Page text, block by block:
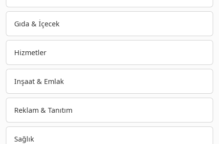
Gıda & İçecek
Hizmetler
Inşaat & Emlak
Reklam & Tanıtım
Sağlık